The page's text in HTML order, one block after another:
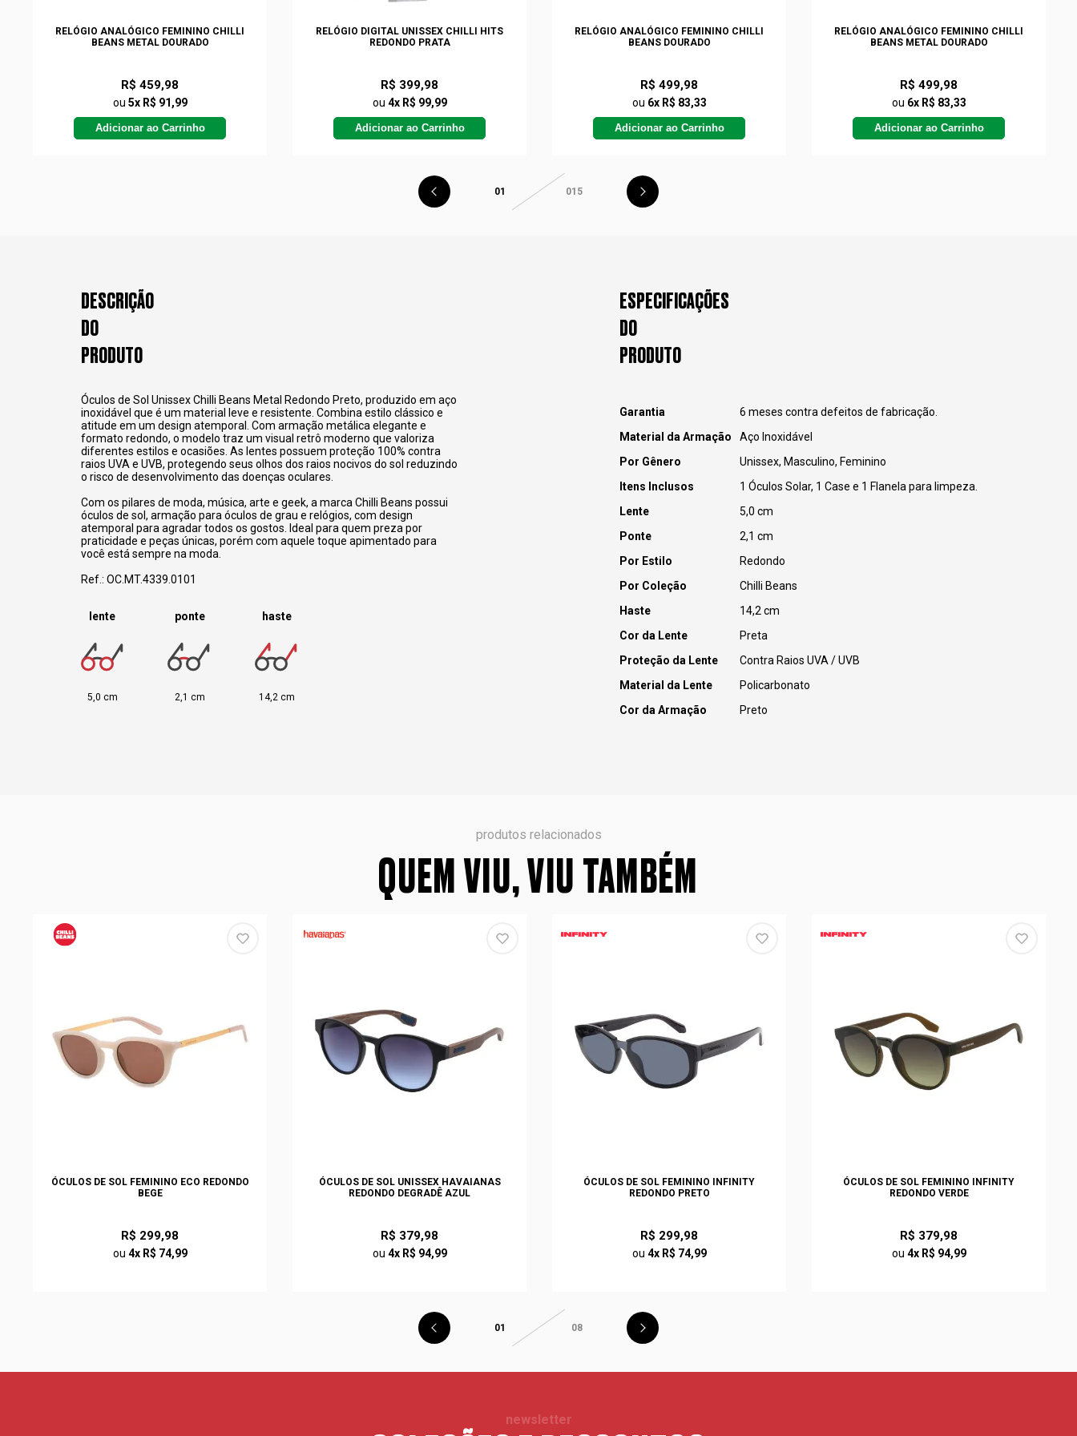
RELÓGIO ANALÓGICO FEMININO CHILLI
BEANS METAL DOURADO
R$ 459,98
ou 5x R$ 91,99
Adicionar ao Carrinho
RELÓGIO DIGITAL UNISSEX CHILLI HITS
REDONDO PRATA
R$ 399,98
ou 4x R$ 99,99
Adicionar ao Carrinho
RELÓGIO ANALÓGICO FEMININO CHILLI
BEANS DOURADO
R$ 499,98
ou 6x R$ 83,33
Adicionar ao Carrinho
RELÓGIO ANALÓGICO FEMININO CHILLI
BEANS METAL DOURADO
R$ 499,98
ou 6x R$ 83,33
Adicionar ao Carrinho
01 015
DESCRIÇÃO
DO
PRODUTO
Óculos de Sol Unissex Chilli Beans Metal Redondo Preto, produzido em aço
inoxidável que é um material leve e resistente. Combina estilo clássico e
atitude em um design atemporal. Com armação metálica elegante e
formato redondo, o modelo traz um visual retrô moderno que valoriza
diferentes estilos e ocasiões. As lentes possuem proteção 100% contra
raios UVA e UVB, protegendo seus olhos dos raios nocivos do sol reduzindo
o risco de desenvolvimento das doenças oculares.
Com os pilares de moda, música, arte e geek, a marca Chilli Beans possui
óculos de sol, armação para óculos de grau e relógios, com design
atemporal para agradar todos os gostos. Ideal para quem preza por
praticidade e peças únicas, porém com aquele toque apimentado para
você está sempre na moda.
Ref.: OC.MT.4339.0101
lente
5,0 cm
ponte
2,1 cm
haste
14,2 cm
ESPECIFICAÇÕES
DO
PRODUTO
Garantia
6 meses contra defeitos de fabricação.
Material da Armação
Aço Inoxidável
Por Gênero
Unissex, Masculino, Feminino
Itens Inclusos
1 Óculos Solar, 1 Case e 1 Flanela para limpeza.
Lente
5,0 cm
Ponte
2,1 cm
Por Estilo
Redondo
Por Coleção
Chilli Beans
Haste
14,2 cm
Cor da Lente
Preta
Proteção da Lente
Contra Raios UVA / UVB
Material da Lente
Policarbonato
Cor da Armação
Preto
produtos relacionados
QUEM VIU, VIU TAMBÉM
ÓCULOS DE SOL FEMININO ECO REDONDO
BEGE
R$ 299,98
ou 4x R$ 74,99
ÓCULOS DE SOL UNISSEX HAVAIANAS
REDONDO DEGRADÊ AZUL
R$ 379,98
ou 4x R$ 94,99
ÓCULOS DE SOL FEMININO INFINITY
REDONDO PRETO
R$ 299,98
ou 4x R$ 74,99
ÓCULOS DE SOL FEMININO INFINITY
REDONDO VERDE
R$ 379,98
ou 4x R$ 94,99
01 08
newsletter